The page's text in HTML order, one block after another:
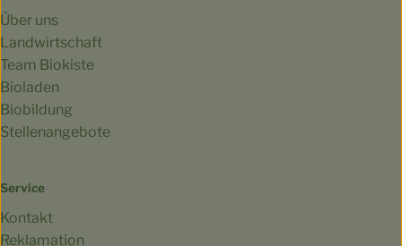
Über uns
Landwirtschaft
Team Biokiste
Bioladen
Biobildung
Stellenangebote
Service
Kontakt
Reklamation